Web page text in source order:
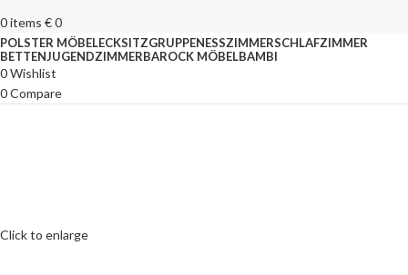
0items €0
POLSTER MÖBELECKSITZGRUPPENESSZIMMERSCHLAFZIMMER
BETTENJUGENDZIMMERBAROCK MÖBELBAMBI
0Wishlist
0Compare
Click to enlarge